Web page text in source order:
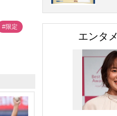
#限定
エンタ